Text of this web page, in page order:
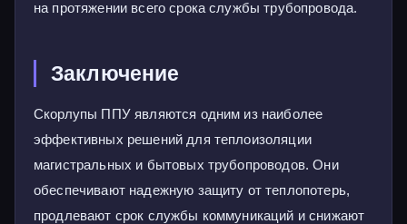
на протяжении всего срока службы трубопровода.
Заключение
Скорлупы ППУ являются одним из наиболее
эффективных решений для теплоизоляции
магистральных и бытовых трубопроводов. Они
обеспечивают надежную защиту от теплопотерь,
продлевают срок службы коммуникаций и снижают